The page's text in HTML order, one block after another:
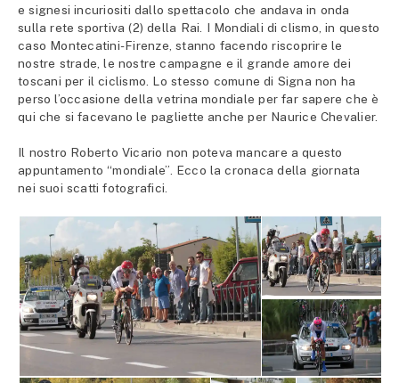
e signesi incuriositi dallo spettacolo che andava in onda
sulla rete sportiva (2) della Rai. I Mondiali di clismo, in questo
caso Montecatini-Firenze, stanno facendo riscoprire le
nostre strade, le nostre campagne e il grande amore dei
toscani per il ciclismo. Lo stesso comune di Signa non ha
perso l’occasione della vetrina mondiale per far sapere che è
qui che si facevano le pagliette anche per Naurice Chevalier.
Il nostro Roberto Vicario non poteva mancare a questo
appuntamento “mondiale”. Ecco la cronaca della giornata
nei suoi scatti fotografici.